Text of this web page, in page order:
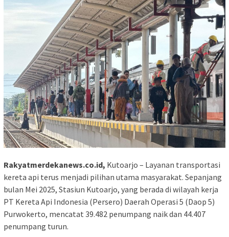
Rakyatmerdekanews.co.id, Kutoarjo – Layanan transportasi
kereta api terus menjadi pilihan utama masyarakat. Sepanjang
bulan Mei 2025, Stasiun Kutoarjo, yang berada di wilayah kerja
PT Kereta Api Indonesia (Persero) Daerah Operasi 5 (Daop 5)
Purwokerto, mencatat 39.482 penumpang naik dan 44.407
penumpang turun.